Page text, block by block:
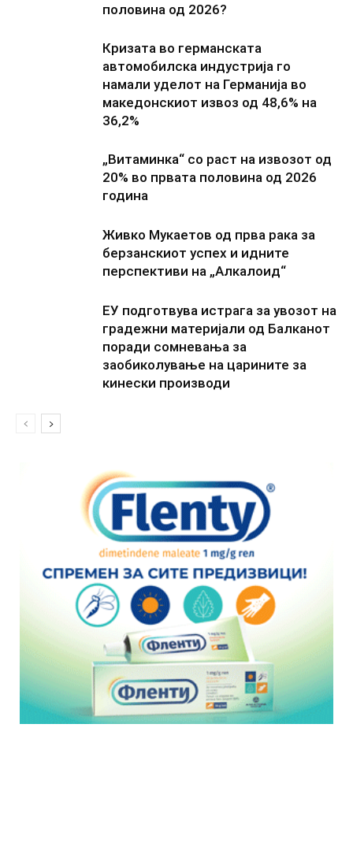
половина од 2026?
Кризата во германската
автомобилска индустрија го
намали уделот на Германија во
македонскиот извоз од 48,6% на
36,2%
„Витаминка“ со раст на извозот од
20% во првата половина од 2026
година
Живко Мукаетов од прва рака за
берзанскиот успех и идните
перспективи на „Алкалоид“
ЕУ подготвува истрага за увозот на
градежни материјали од Балканот
поради сомневања за
заобиколување на царините за
кинески производи